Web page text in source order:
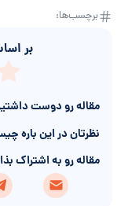
برچسب‌ها:
بر
مقاله رو دوست
نظرتان در این باره
مقاله رو به اشتراک